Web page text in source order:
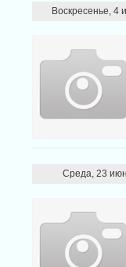
Воскресенье, 4
Среда, 23